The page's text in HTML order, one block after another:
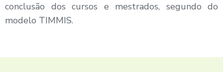
conclusão dos cursos e mestrados, segundo do
modelo TIMMIS.